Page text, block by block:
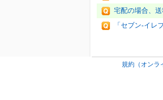
宅配の場合、
「セブン-イレ
規約（オンラ